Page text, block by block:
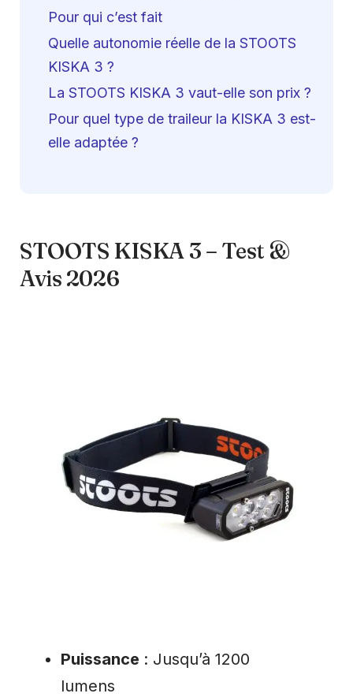
Pour qui c’est fait
Quelle autonomie réelle de la STOOTS
KISKA 3 ?
La STOOTS KISKA 3 vaut-elle son prix ?
Pour quel type de traileur la KISKA 3 est-
elle adaptée ?
STOOTS KISKA 3 – Test &
Avis 2026
Puissance : Jusqu’à 1200
lumens